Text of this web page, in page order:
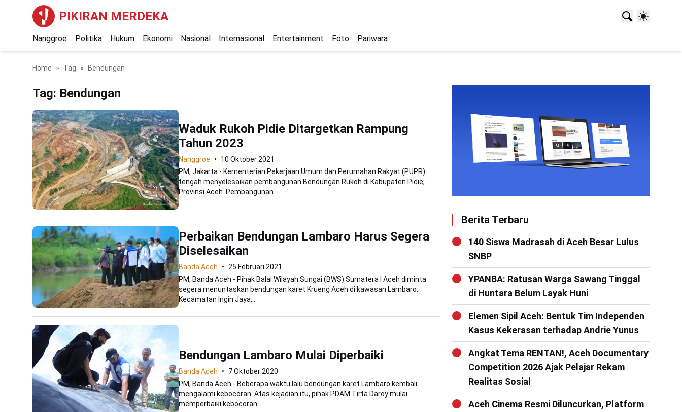
PIKIRAN MERDEKA
Nanggroe Politika Hukum Ekonomi Nasional Internasional Entertainment Foto Pariwara
Home Tag Bendungan
Tag: Bendungan
Waduk Rukoh Pidie Ditargetkan Rampung
Tahun 2023
Nanggroe
10 Oktober 2021
PM, Jakarta - Kementerian Pekerjaan Umum dan Perumahan Rakyat (PUPR)
tengah menyelesaikan pembangunan Bendungan Rukoh di Kabupaten Pidie,
Provinsi Aceh. Pembangunan...
Perbaikan Bendungan Lambaro Harus Segera
Diselesaikan
Banda Aceh
25 Februari 2021
PM, Banda Aceh - Pihak Balai Wilayah Sungai (BWS) Sumatera I Aceh diminta
segera menuntaskan bendungan karet Krueng Aceh di kawasan Lambaro,
Kecamatan Ingin Jaya,...
Bendungan Lambaro Mulai Diperbaiki
Banda Aceh
7 Oktober 2020
PM, Banda Aceh - Beberapa waktu lalu bendungan karet Lambaro kembali
mengalami kebocoran. Atas kejadian itu, pihak PDAM Tirta Daroy mulai
memperbaiki kebocoran...
Berita Terbaru
140 Siswa Madrasah di Aceh Besar Lulus
SNBP
YPANBA: Ratusan Warga Sawang Tinggal
di Huntara Belum Layak Huni
Elemen Sipil Aceh: Bentuk Tim Independen
Kasus Kekerasan terhadap Andrie Yunus
Angkat Tema RENTAN!, Aceh Documentary
Competition 2026 Ajak Pelajar Rekam
Realitas Sosial
Aceh Cinema Resmi Diluncurkan, Platform